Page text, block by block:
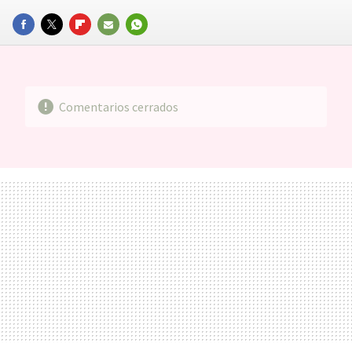
FACEBOOKTWITTERFLIPBOARD
E-
WHATSAPP
Comentarios cerrados